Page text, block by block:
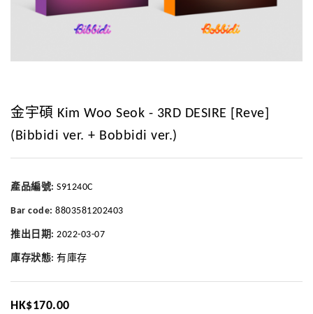
金宇碩 Kim Woo Seok - 3RD DESIRE [Reve]
(Bibbidi ver. + Bobbidi ver.)
產品編號: S91240C
Bar code: 8803581202403
推出日期: 2022-03-07
庫存狀態: 有庫存
HK$170.00